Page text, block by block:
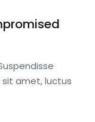
amet, luctus